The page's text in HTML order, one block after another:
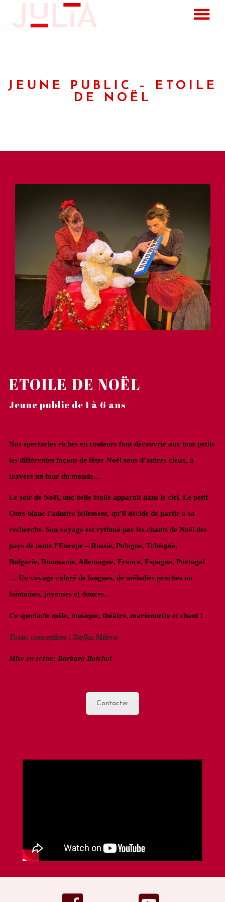
Julia O – Clumsy Cats
Jeune public – Tourne, tourne la terre
Jeune public – Etoile de noël
VIDÉOS
AGENDA
CONTACT
LES +
Albums
Graphisme
JEUNE PUBLIC – ETOILE
DE NOËL
ETOILE DE NOËL
Jeune public de 1 à 6 ans
Nos spectacles riches en couleurs font découvrir aux tout petits
les différentes façons de fêter Noël sous d’autres cieux, à
travers un tour du monde…
Le soir de Noël, une belle étoile apparaît dans le ciel. Le petit
Ours blanc l’admire tellement, qu’il décide de partir à sa
recherche. Son voyage est rythmé par les chants de Noël des
pays de toute l’Europe – Russie, Pologne, Tchéquie,
Bulgarie, Roumanie, Allemagne, France, Espagne, Portugal
… Un voyage coloré de langues, de mélodies proches ou
lointaines, joyeuses et douces…
Ce spectacle mêle, musique, théâtre, marionnette et chant !
Texte, conception : Stefka Miteva
Mise en scène: Barbara Boichot
Contacter